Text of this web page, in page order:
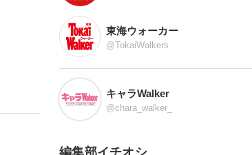
東海ウォーカー
@TokaiWalkers
キャラWalker
@chara_walker_
編集部イチオシ